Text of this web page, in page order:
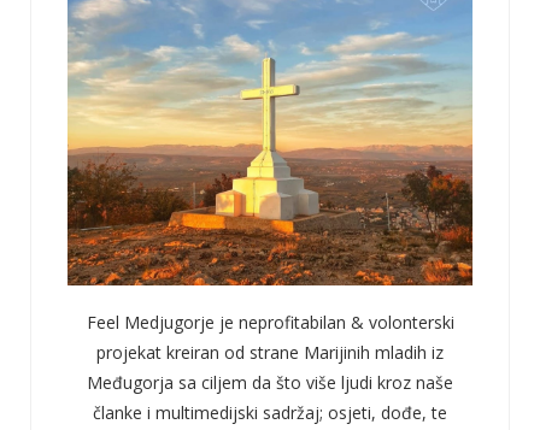
Feel Medjugorje je neprofitabilan & volonterski
projekat kreiran od strane Marijinih mladih iz
Međugorja sa ciljem da što više ljudi kroz naše
članke i multimedijski sadržaj; osjeti, dođe, te